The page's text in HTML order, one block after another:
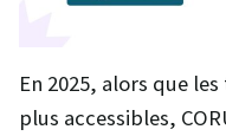
En 2025, alors que
plus accessibles,